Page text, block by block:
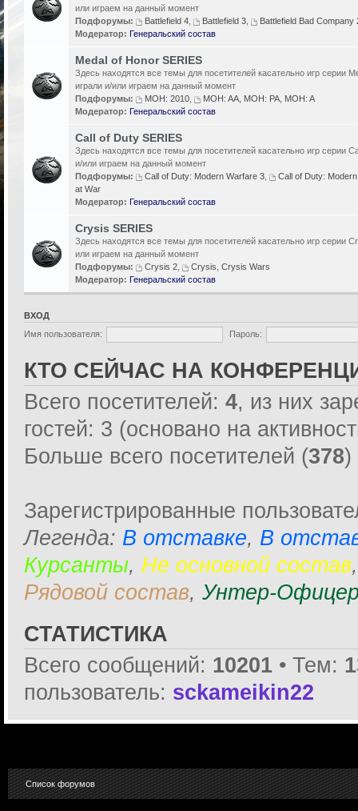
или играем на данный момент
Подфорумы:
Battlefield 4 Battlefield 3
Battlefield Bad Company
Модератор: Генеральский состав
Medal of Honor SERIES
Здесь находятся все темы для посетителей касательно игр серии
играли и/или играем на данный момент
Подфорумы:
MOH: 2010
MOH: AA, MOH: PA, MOH: A
Модератор: Генеральский состав
Call of Duty SERIES
Здесь находятся все темы для посетителей касательно игр серии
и/или играем на данный момент
Подфорумы:
Call of Duty: Modern Warfare 3
Call of Duty:
at War
Модератор: Генеральский состав
Crysis SERIES
Здесь находятся все темы для посетителей касательно игр серии
или играем на данный момент
Подфорумы:
Crysis 2
Crysis, Crysis Wars
Модератор: Генеральский состав
ВХОД
Имя пользователя:
Пароль:
КТО СЕЙЧАС НА
Всего посетителей: 4, из них
гостей: 3 (основано на
Больше всего посетителей (378)
Зарегистрированные
Легенда: В отставке, В
Курсанты, Не основной состав
Рядовой состав, Унтер-
СТАТИСТИКА
Всего сообщений: 10201 • Тем:
пользователь: sckameikin22
Список форумов